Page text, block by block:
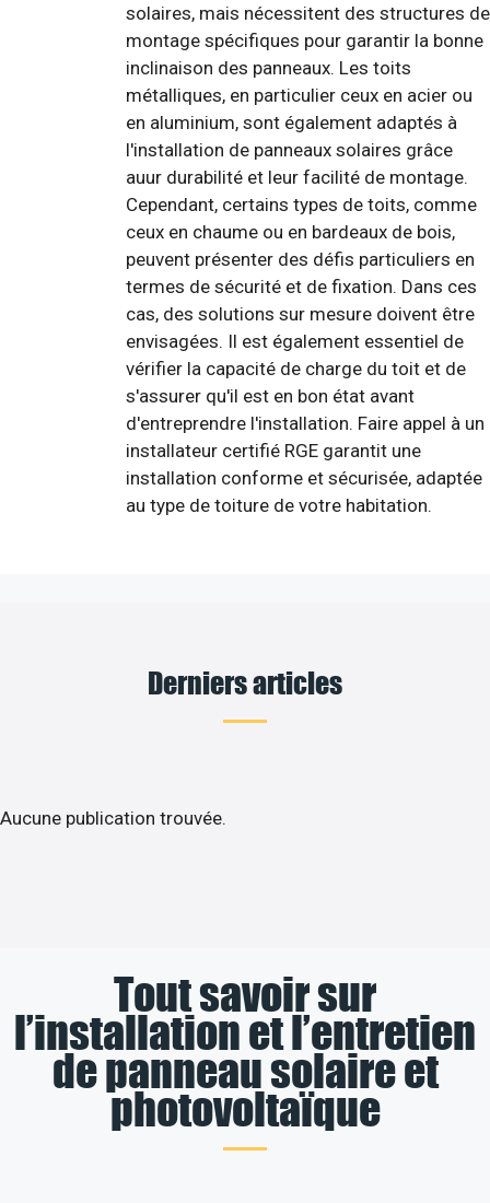
solaires, mais nécessitent des structures de
montage spécifiques pour garantir la bonne
inclinaison des panneaux. Les toits
métalliques, en particulier ceux en acier ou
en aluminium, sont également adaptés à
l'installation de panneaux solaires grâce
auur durabilité et leur facilité de montage.
Cependant, certains types de toits, comme
ceux en chaume ou en bardeaux de bois,
peuvent présenter des défis particuliers en
termes de sécurité et de fixation. Dans ces
cas, des solutions sur mesure doivent être
envisagées. Il est également essentiel de
vérifier la capacité de charge du toit et de
s'assurer qu'il est en bon état avant
d'entreprendre l'installation. Faire appel à un
installateur certifié RGE garantit une
installation conforme et sécurisée, adaptée
au type de toiture de votre habitation.
Derniers articles
Aucune publication trouvée.
Tout savoir sur
l’installation et l’entretien
de panneau solaire et
photovoltaïque